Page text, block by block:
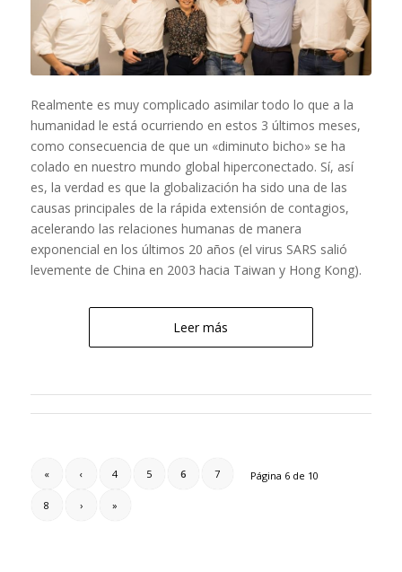
Realmente es muy complicado asimilar todo lo que a la
humanidad le está ocurriendo en estos 3 últimos meses,
como consecuencia de que un «diminuto bicho» se ha
colado en nuestro mundo global hiperconectado. Sí, así
es, la verdad es que la globalización ha sido una de las
causas principales de la rápida extensión de contagios,
acelerando las relaciones humanas de manera
exponencial en los últimos 20 años (el virus SARS salió
levemente de China en 2003 hacia Taiwan y Hong Kong).
Leer más
Página 6 de 10
« ‹ 4 5 6 7
8 › »